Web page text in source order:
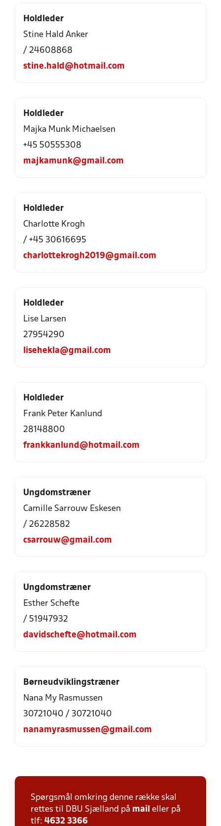
Holdleder
Stine Hald Anker
/ 24608868
stine.hald@hotmail.com
Holdleder
Majka Munk Michaelsen
+45 50555308
majkamunk@gmail.com
Holdleder
Charlotte Krogh
/ +45 30616695
charlottekrogh2019@gmail.com
Holdleder
Lise Larsen
27954290
lisehekla@gmail.com
Holdleder
Frank Peter Kanlund
28148800
frankkanlund@hotmail.com
Ungdomstræner
Camille Sarrouw Eskesen
/ 26228582
csarrouw@gmail.com
Ungdomstræner
Esther Schefte
/ 51947932
davidschefte@hotmail.com
Børneudviklingstræner
Nana My Rasmussen
30721040 / 30721040
nanamyrasmussen@gmail.com
Spørgsmål omkring denne række skal
rettes til DBU Sjælland på mail eller på
tlf: 4632 3366